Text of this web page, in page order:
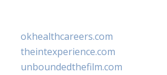
okhealthcareers.com
theintexperience.com
unboundedthefilm.com